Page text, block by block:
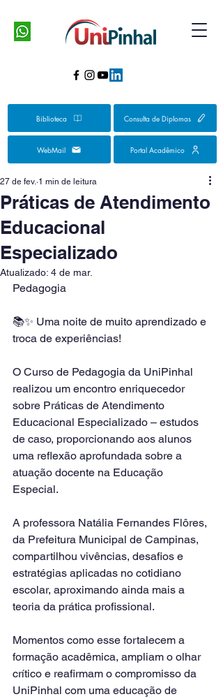
Biblioteca Consulta de Diplomas
WebMail Portal Acadêmico
Práticas de Atendimento
Educacional
Especializado
27 de fev. 1 min de leitura
Atualizado: 4 de mar.
Pedagogia
📚✨ Uma noite de muito aprendizado e
troca de experiências!
O Curso de Pedagogia da UniPinhal
realizou um encontro enriquecedor
sobre Práticas de Atendimento
Educacional Especializado – estudos
de caso, proporcionando aos alunos
uma reflexão aprofundada sobre a
atuação docente na Educação
Especial.
A professora Natália Fernandes Flôres,
da Prefeitura Municipal de Campinas,
compartilhou vivências, desafios e
estratégias aplicadas no cotidiano
escolar, aproximando ainda mais a
teoria da prática profissional.
Momentos como esse fortalecem a
formação acadêmica, ampliam o olhar
crítico e reafirmam o compromisso da
UniPinhal com uma educação de